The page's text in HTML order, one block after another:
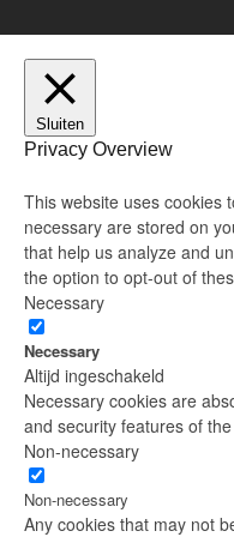
Sluiten
Privacy Overview
This website uses cookies
necessary are stored on
that help us analyze and
the option to opt-out of
Necessary
Necessary
Altijd ingeschakeld
Necessary cookies are
and security features of
Non-necessary
Non-necessary
Any cookies that may not